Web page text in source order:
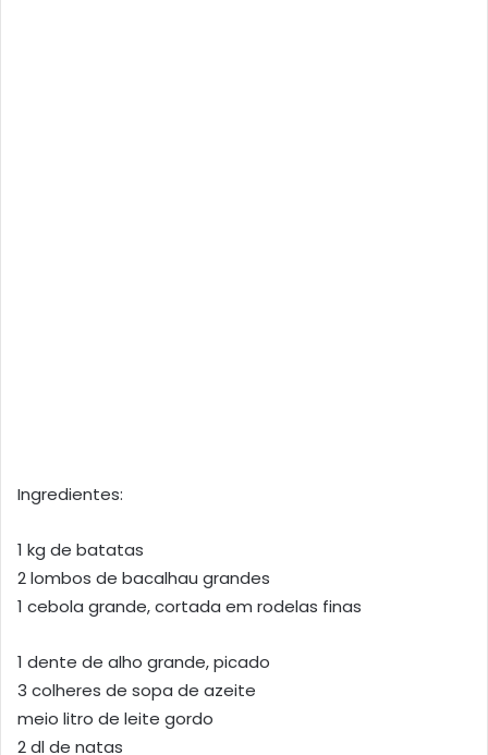
Ingredientes:
1 kg de batatas
2 lombos de bacalhau grandes
1 cebola grande, cortada em rodelas finas
1 dente de alho grande, picado
3 colheres de sopa de azeite
meio litro de leite gordo
2 dl de natas